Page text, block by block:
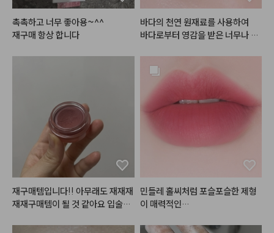
씻을 때도 시원한데 씻고나서 차가
운 바람으로 말리면
두피 모공 까지 바람 타고 들어오는
손잡이 있었으면 오히려 손잡이에
머리 더 엉켰을지도 모르겠다 싶은
괜히 기우쌤이 만든 제품이 아니겠
다 싶었음
촉촉하고 너무 좋아용~^^
재구매 항상 합니다
바다의 천연 원재료를 사용하여
바다로부터 영감을 받은 너무나 로
해양심층수를 담아 촉촉한 쿠션과
봄웜-여쿨분들이라면 너무너무 좋
청량하고 사랑스러운 섀도우 팔레
⭐현재 쿠션은 헤메코랩에서 62%
할인중 !
한개만 사도 무료배송이니 팔레트
재구매템입니다!! 아무래도 재재재
재재구매템이 될 것 같아요 입술에
을 그냥 올리면 절대 원하는 발색이
민들레 홀씨처럼 포슬포슬한 제형